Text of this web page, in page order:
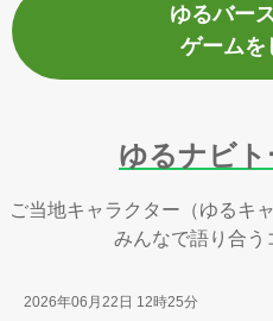
ゆるバー
ゲームを
ゆるナビ
ご当地キャラクター（ゆるキ
みんなで語り合う
2026年06月22日 12時25分